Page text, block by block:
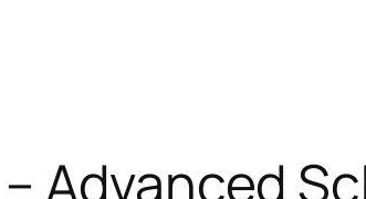
Advanced